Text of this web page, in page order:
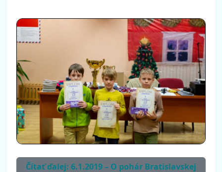
Čítať ďalej: 6.1.2019 – O pohár Bratislavskej